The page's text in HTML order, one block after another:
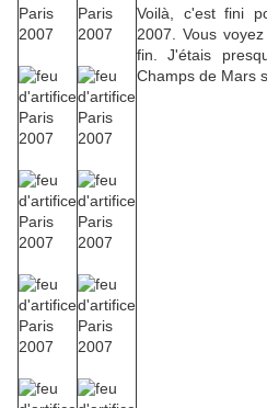
Voilà, c'est fini
2007. Vous
fin. J'étais
Champs de Mars